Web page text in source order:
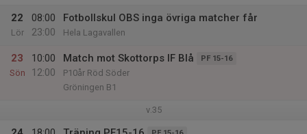
22
Lör
08:00
23:00
Fotbollskul OBS inga övriga matcher får
Hela Lagavallen
23
Sön
10:00
12:00
Match mot Skottorps IF Blå PF 15-16
P10år Röd Söder
Gröningen B1
v.35